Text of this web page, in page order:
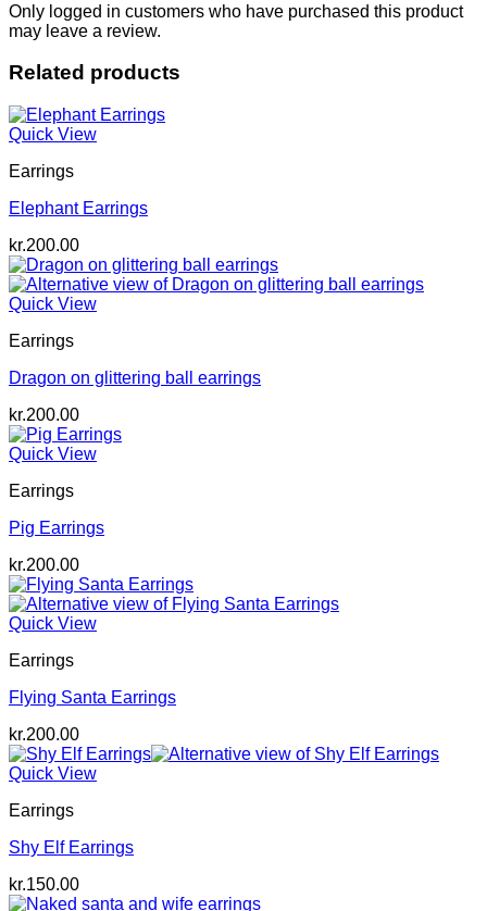
Only logged in customers who have purchased this product
may leave a review.
Related products
Quick View
Earrings
Elephant Earrings
kr.200.00
Quick View
Earrings
Dragon on glittering ball earrings
kr.200.00
Quick View
Earrings
Pig Earrings
kr.200.00
Quick View
Earrings
Flying Santa Earrings
kr.200.00
Quick View
Earrings
Shy Elf Earrings
kr.150.00